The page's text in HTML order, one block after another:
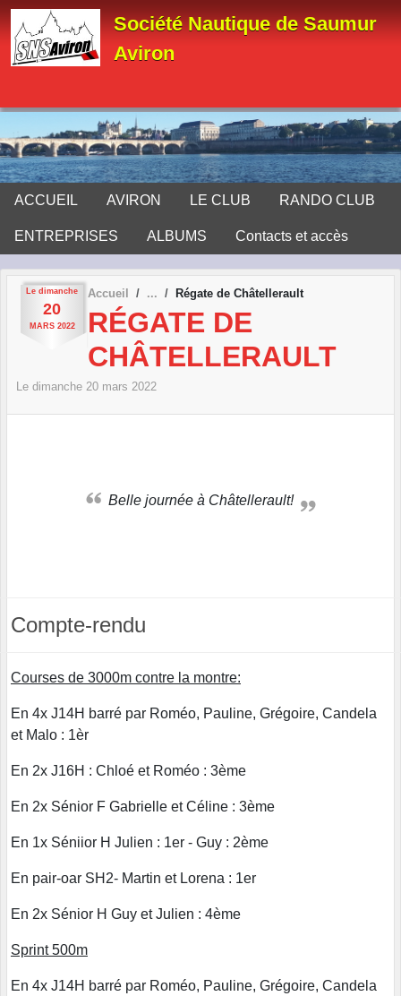
Société Nautique de Saumur
Aviron
ACCUEIL AVIRON LE CLUB RANDO CLUB
ENTREPRISES ALBUMS Contacts et accès
Le dimanche
20
MARS 2022
Accueil Régate de Châtellerault
RÉGATE DE
CHÂTELLERAULT
Le dimanche 20 mars 2022
Belle journée à Châtellerault!
Compte-rendu
Courses de 3000m contre la montre:
En 4x J14H barré par Roméo, Pauline, Grégoire, Candela
et Malo : 1èr
En 2x J16H : Chloé et Roméo : 3ème
En 2x Sénior F Gabrielle et Céline : 3ème
En 1x Séniior H Julien : 1er - Guy : 2ème
En pair-oar SH2- Martin et Lorena : 1er
En 2x Sénior H Guy et Julien : 4ème
Sprint 500m
En 4x J14H barré par Roméo, Pauline, Grégoire, Candela
Panneau de gestion des cookies